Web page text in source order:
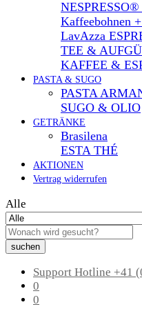
Kaffeebohnen
LavAzza
TEE &
KAFFEE &
PASTA & SUGO
PASTA
SUGO & OLIO
GETRÄNKE
Brasilena
ESTA THÉ
AKTIONEN
Vertrag widerrufen
Alle
suchen
Support Hotline +41
0
0